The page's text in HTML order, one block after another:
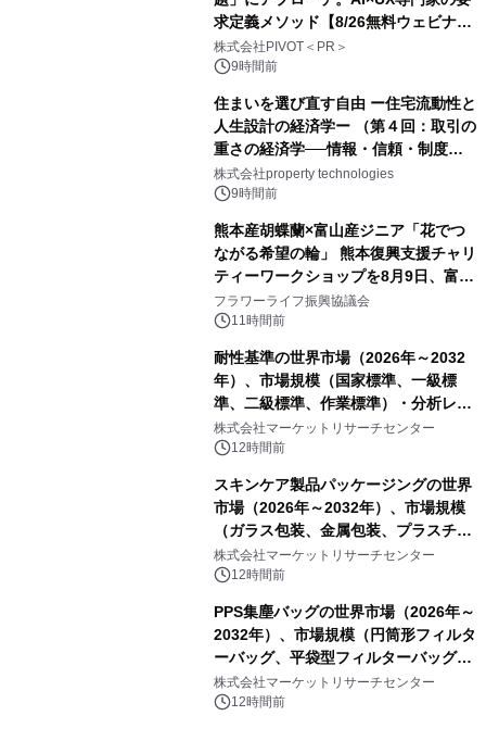
求定義メソッド【8/26無料ウェビナ
ー】株式会社PIVOT
株式会社PIVOT＜PR＞
9時間前
住まいを選び直す自由 ー住宅流動性と
人生設計の経済学ー （第４回：取引の
重さの経済学──情報・信頼・制度を
PropTechはどう組み替えるか）｜
PropTech-Lab
株式会社property technologies
9時間前
熊本産胡蝶蘭×富山産ジニア「花でつ
ながる希望の輪」 熊本復興支援チャリ
ティーワークショップを8月9日、富
山・射水で開催
フラワーライフ振興協議会
11時間前
耐性基準の世界市場（2026年～2032
年）、市場規模（国家標準、一級標
準、二級標準、作業標準）・分析レポ
ートを発表
株式会社マーケットリサーチセンター
12時間前
スキンケア製品パッケージングの世界
市場（2026年～2032年）、市場規模
（ガラス包装、金属包装、プラスチッ
ク包装、その他）・分析レポートを発
表
株式会社マーケットリサーチセンター
12時間前
PPS集塵バッグの世界市場（2026年～
2032年）、市場規模（円筒形フィルタ
ーバッグ、平袋型フィルターバッグ、
プリーツフィルターバッグ、その
他）・分析レポートを発表
株式会社マーケットリサーチセンター
12時間前